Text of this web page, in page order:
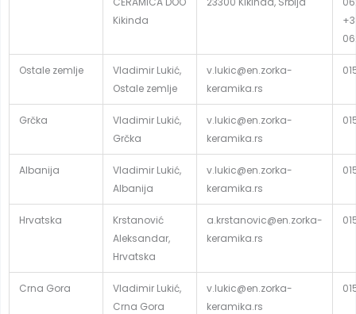
Kikinda
Ostale zemlje
Vladimir Lukić,
Ostale zemlje
v.lukic@en.zorka-
keramika.rs
Grčka
Vladimir Lukić,
Grčka
v.lukic@en.zorka-
keramika.rs
Albanija
Vladimir Lukić,
Albanija
v.lukic@en.zorka-
keramika.rs
Hrvatska
Krstanović
Aleksandar,
Hrvatska
a.krstanovic@en.zorka-
keramika.rs
Crna Gora
Vladimir Lukić,
Crna Gora
v.lukic@en.zorka-
keramika.rs